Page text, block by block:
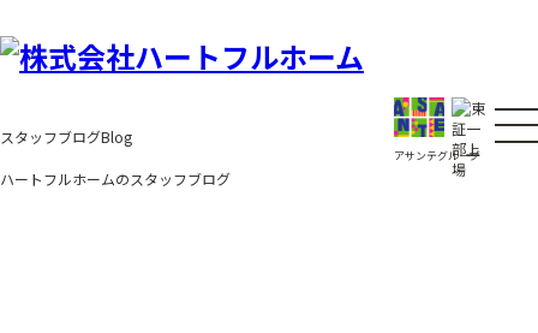
テ
ス
ッ
アサンテグループ
スタッフブログBlog
ハートフルホームのスタッフブログ